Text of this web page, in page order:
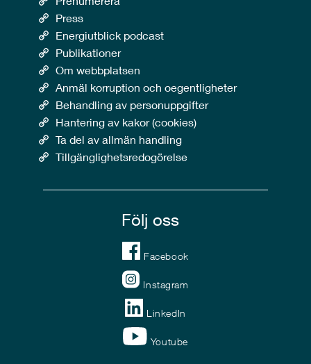
Press
Energiutblick podcast
Publikationer
Om webbplatsen
Anmäl korruption och oegentligheter
Behandling av personuppgifter
Hantering av kakor (cookies)
Ta del av allmän handling
Tillgänglighetsredogörelse
Följ oss
Facebook
Instagram
LinkedIn
Youtube